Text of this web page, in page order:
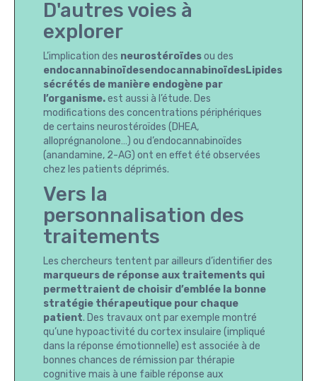
D'autres voies à
explorer
L’implication des neurostéroïdesou des
endocannabinoïdesendocannabinoïdesLipides
sécrétés de manière endogène par
l’organisme.est aussi à l’étude. Des
modifications des concentrations périphériques
de certains neurostéroïdes (DHEA,
alloprégnanolone…) ou d’endocannabinoïdes
(anandamine, 2-AG) ont en effet été observées
chez les patients déprimés.
Vers la
personnalisation des
traitements
Les chercheurs tentent par ailleurs d’identifier des
marqueurs de réponse aux traitements qui
permettraient de choisir d’emblée la bonne
stratégie thérapeutique pour chaque
patient. Des travaux ont par exemple montré
qu’une hypoactivité du cortex insulaire (impliqué
dans la réponse émotionnelle) est associée à de
bonnes chances de rémission par thérapie
cognitive mais à une faible réponse aux